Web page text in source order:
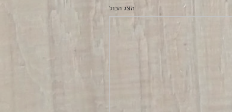
הצג הכול